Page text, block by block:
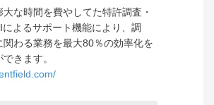
大な時間を費やしてた特許調査・
よるサポート機能により、調
関わる業務を最大80％の効率化を
きます。